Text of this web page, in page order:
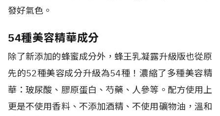
發好氣色。
54種美容精華成分
除了新添加的蜂蜜成分外，蜂王乳凝露升級版也從原
先的52種美容成分升級為54種！濃縮了多種美容精
華：玻尿酸、膠原蛋白、芍藥、人參等。配方使用上
更是不使用香料、不添加酒精、不使用礦物油，溫和